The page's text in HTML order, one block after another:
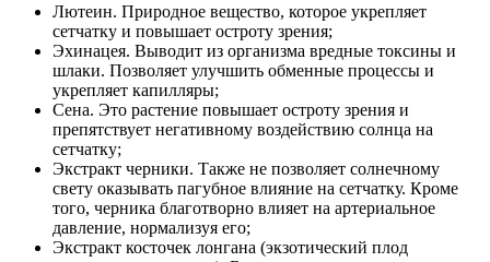
Лютеин. Природное вещество, которое укрепляет
сетчатку и повышает остроту зрения;
Эхинацея. Выводит из организма вредные токсины и
шлаки. Позволяет улучшить обменные процессы и
укрепляет капилляры;
Сена. Это растение повышает остроту зрения и
препятствует негативному воздействию солнца на
сетчатку;
Экстракт черники. Также не позволяет солнечному
свету оказывать пагубное влияние на сетчатку. Кроме
того, черника благотворно влияет на артериальное
давление, нормализуя его;
Экстракт косточек лонгана (экзотический плод